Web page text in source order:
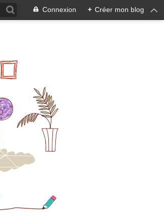
Connexion + Créer mon blog